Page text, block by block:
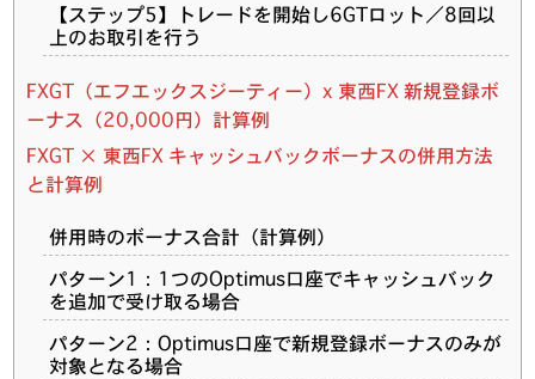
【ステップ5】トレードを開始し6GTロット／8回以
上のお取引を行う
FXGT（エフエックスジーティー）x 東西FX 新規登録ボ
ーナス（20,000円）計算例
FXGT × 東西FX キャッシュバックボーナスの併用方法
と計算例
併用時のボーナス合計（計算例）
パターン1：1つのOptimus口座でキャッシュバック
を追加で受け取る場合
パターン2：Optimus口座で新規登録ボーナスのみが
対象となる場合